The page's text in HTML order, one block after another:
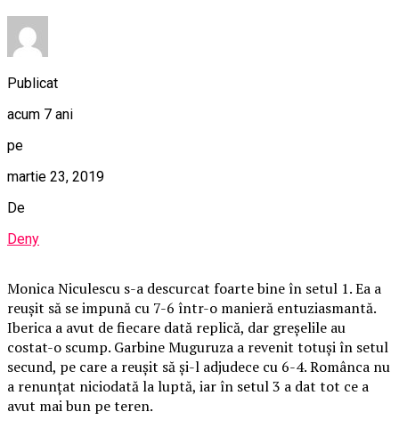
Publicat
acum 7 ani
pe
martie 23, 2019
De
Deny
Monica Niculescu s-a descurcat foarte bine în setul 1. Ea a
reușit să se impună cu 7-6 într-o manieră entuziasmantă.
Iberica a avut de fiecare dată replică, dar greșelile au
costat-o scump. Garbine Muguruza a revenit totuși în setul
secund, pe care a reușit să și-l adjudece cu 6-4. Românca nu
a renunțat niciodată la luptă, iar în setul 3 a dat tot ce a
avut mai bun pe teren.